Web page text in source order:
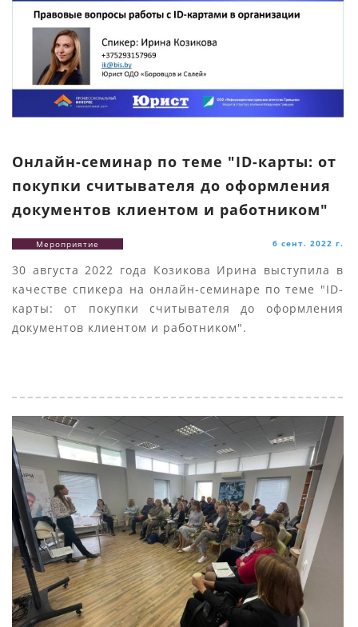
Онлайн-семинар по теме "ID-карты: от
покупки считывателя до оформления
документов клиентом и работником"
Мероприятие 6 сент. 2022 г.
30 августа 2022 года Козикова Ирина выступила в
качестве спикера на онлайн-семинаре по теме "ID-
карты: от покупки считывателя до оформления
документов клиентом и работником".